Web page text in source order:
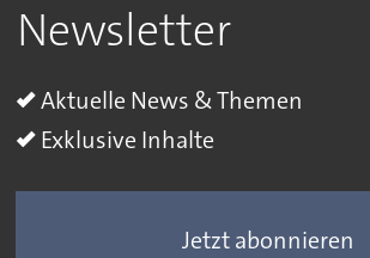
Newsletter
Aktuelle News & Themen
Exklusive Inhalte
Jetzt abonnieren